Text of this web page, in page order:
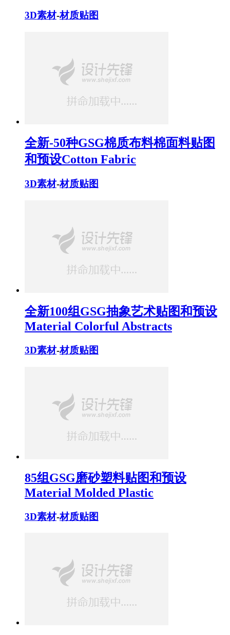
3D素材-材质贴图
全新-50种GSG棉质布料棉面料贴图
和预设Cotton Fabric
3D素材-材质贴图
全新100组GSG抽象艺术贴图和预设
Material Colorful Abstracts
3D素材-材质贴图
85组GSG磨砂塑料贴图和预设
Material Molded Plastic
3D素材-材质贴图